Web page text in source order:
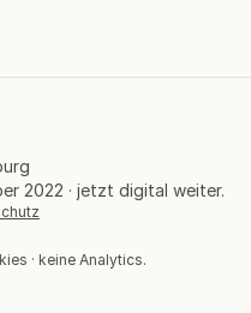
2022 · jetzt digital weiter.
· keine Analytics.